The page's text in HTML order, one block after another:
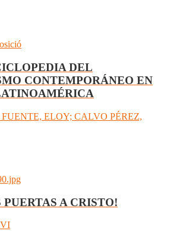
DEL
CONTEMPORÁNEO EN
ELOY; CALVO PÉREZ,
PUERTAS A CRISTO!